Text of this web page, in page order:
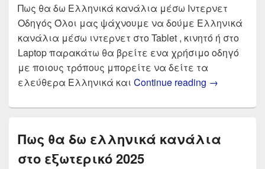
Πως θα δω Ελληνικά κανάλια μέσω Ιντερνετ
Οδηγός Όλοι μας ψάχνουμε να δούμε Ελληνικά
κανάλια μέσω ιντερνετ στο Tablet , κινητό ή στο
Laptop παρακάτω θα βρείτε ενα χρήσιμο οδηγό
με ποιους τρόπους μπορείτε να δείτε τα
ελεύθερα Ελληνικά και Continue reading Πως θα δω
→
Πως θα δω ελληνικά κανάλια
στο εξωτερικό 2025